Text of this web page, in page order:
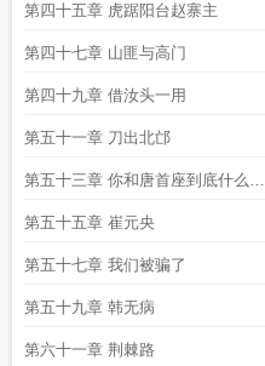
第四十五章 虎踞阳台赵寨主
第四十七章 山匪与高门
第四十九章 借汝头一用
第五十一章 刀出北邙
第五十三章 你和唐首座到底什么关
系
第五十五章 崔元央
第五十七章 我们被骗了
第五十九章 韩无病
第六十一章 荆棘路